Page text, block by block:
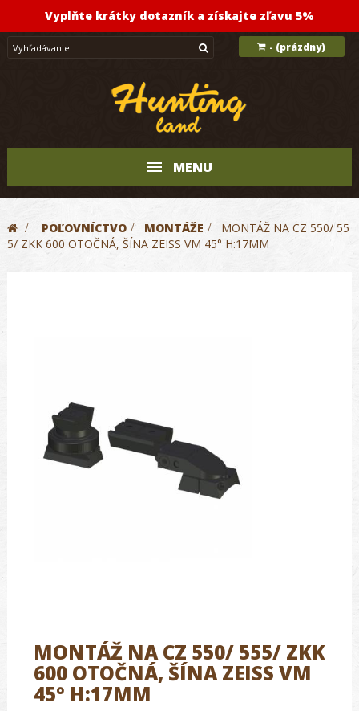
Vyplňte krátky dotazník a získajte zľavu 5%
- (prázdny)
MENU
> POĽOVNÍCTVO > MONTÁŽE >
MONTÁŽ NA CZ 550/ 55
5/ ZKK 600 OTOČNÁ, ŠÍNA ZEISS VM 45° H:17MM
MONTÁŽ NA CZ 550/ 555/ ZKK
600 OTOČNÁ, ŠÍNA ZEISS VM
45° H:17MM